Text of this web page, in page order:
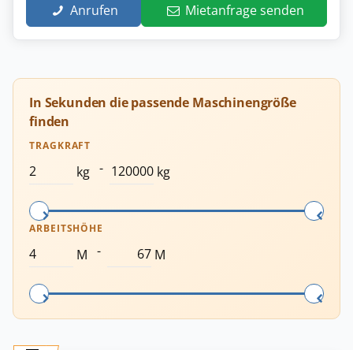
Anrufen Mietanfrage senden
In Sekunden die passende Maschinengröße
finden
TRAGKRAFT
kg - kg
ARBEITSHÖHE
M - M